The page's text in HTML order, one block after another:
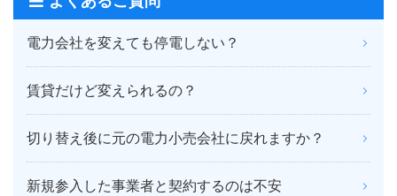
電力会社を変えても停電しない？
賃貸だけど変えられるの？
切り替え後に元の電力小売会社に戻れますか？
新規参入した事業者と契約するのは不安